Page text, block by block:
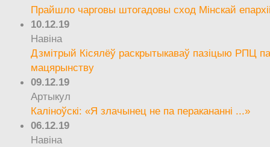
Прайшло чарговы штогадовы сход Мінскай
10.12.19
Навіна
Дзмітрый Кісялёў раскрытыкаваў пазіцыю РПЦ
мацярынству
09.12.19
Артыкул
Каліноўскі: «Я злачынец не па перакананні ...»
06.12.19
Навіна